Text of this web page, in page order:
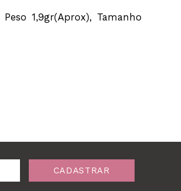
1,9gr(Aprox), Tamanho
CADASTRAR